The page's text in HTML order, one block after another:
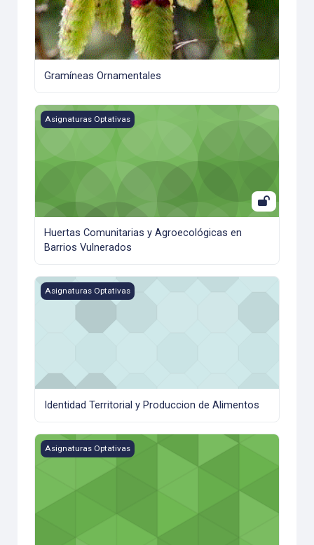
Gramíneas Ornamentales
Huertas Comunitarias y Agroecológicas en Barrios
Asignaturas Optativas
Huertas Comunitarias y Agroecológicas en
Barrios Vulnerados
Identidad Territorial y Produccion de Alimentos
Asignaturas Optativas
Identidad Territorial y Produccion de Alimentos
Identificación de Gramíneas
Asignaturas Optativas